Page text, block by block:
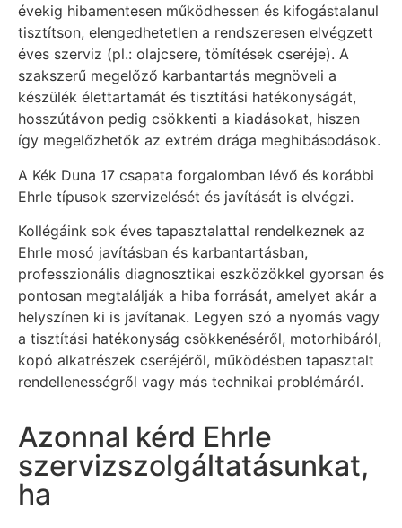
évekig hibamentesen működhessen és kifogástalanul
tisztítson, elengedhetetlen a rendszeresen elvégzett
éves szerviz (pl.: olajcsere, tömítések cseréje). A
szakszerű megelőző karbantartás megnöveli a
készülék élettartamát és tisztítási hatékonyságát,
hosszútávon pedig csökkenti a kiadásokat, hiszen
így megelőzhetők az extrém drága meghibásodások.
A Kék Duna 17 csapata forgalomban lévő és korábbi
Ehrle típusok szervizelését és javítását is elvégzi.
Kollégáink sok éves tapasztalattal rendelkeznek az
Ehrle mosó javításban és karbantartásban,
professzionális diagnosztikai eszközökkel gyorsan és
pontosan megtalálják a hiba forrását, amelyet akár a
helyszínen ki is javítanak. Legyen szó a nyomás vagy
a tisztítási hatékonyság csökkenéséről, motorhibáról,
kopó alkatrészek cseréjéről, működésben tapasztalt
rendellenességről vagy más technikai problémáról.
Azonnal kérd Ehrle
szervizszolgáltatásunkat,
ha